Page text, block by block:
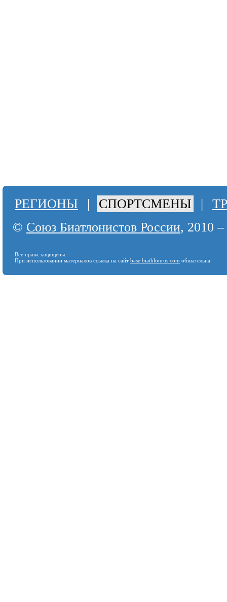
РЕГИОНЫ | СПОРТСМЕНЫ |
© Союз Биатлонистов России, 2010
Все права защищены.
При использовании материалов ссылка на сайт base.biathlonrus.com обязательна.